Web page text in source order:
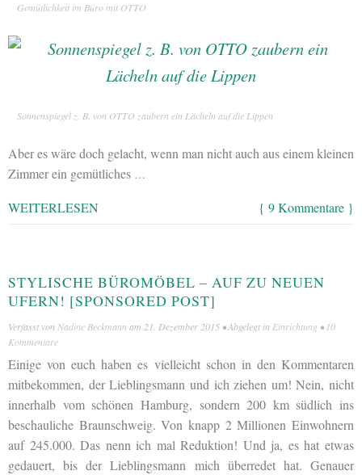
Gemütlichkeit im Büro mit OTTO
Sonnenspiegel z. B. von OTTO zaubern ein Lächeln auf die Lippen
Aber es wäre doch gelacht, wenn man nicht auch aus einem kleinen
Zimmer ein gemütliches …
WEITERLESEN { 9 Kommentare }
STYLISCHE BÜROMÖBEL – AUF ZU NEUEN
UFERN! [SPONSORED POST]
Verfasst von Nadine Beckmann am 21. Dezember 2015 • Abgelegt in Einrichtung • 10
Kommentare
Einige von euch haben es vielleicht schon in den Kommentaren
mitbekommen, der Lieblingsmann und ich ziehen um! Nein, nicht
innerhalb vom schönen Hamburg, sondern 200 km südlich ins
beschauliche Braunschweig. Von knapp 2 Millionen Einwohnern
auf 245.000. Das nenn ich mal Reduktion! Und ja, es hat etwas
gedauert, bis der Lieblingsmann mich überredet hat. Genauer